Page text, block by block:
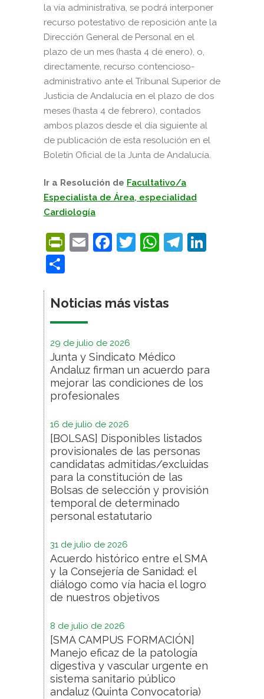
la vía administrativa, se podrá interponer
recurso potestativo de reposición ante la
Dirección General de Personal en el
plazo de un mes (hasta 4 de enero), o,
directamente, recurso contencioso-
administrativo ante el Tribunal Superior de
Justicia de Andalucía en el plazo de dos
meses (hasta 4 de febrero), contados
ambos plazos desde el día siguiente al
de publicación de esta resolución en el
Boletín Oficial de la Junta de Andalucía.
Ir a Resolución de Facultativo/a
Especialista de Área, especialidad
Cardiología
PrintFriendly
EmailFacebook
Twitter
WhatsApp
Noticias más vistas
29 de julio de 2026
Junta y Sindicato Médico
Andaluz firman un acuerdo para
mejorar las condiciones de los
profesionales
16 de julio de 2026
[BOLSAS] Disponibles listados
provisionales de las personas
candidatas admitidas/excluidas
para la constitución de las
Bolsas de selección y provisión
temporal de determinado
personal estatutario
31 de julio de 2026
Acuerdo histórico entre el SMA
y la Consejería de Sanidad: el
diálogo como vía hacia el logro
de nuestros objetivos
8 de julio de 2026
[SMA CAMPUS FORMACIÓN]
Manejo eficaz de la patología
digestiva y vascular urgente en
sistema sanitario público
andaluz (Quinta Convocatoria)